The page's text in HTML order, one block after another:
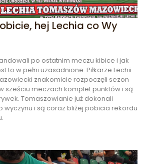
hej Lechia co Wy
po ostatnim meczu kibice i jak
to w pełni uzasadnione. Piłkarze Lechii
znakomicie rozpoczęli sezon
sześciu meczach komplet punktów i są
Tomaszowianie już dokonali
wyczynu i są coraz bliżej pobicia rekordu